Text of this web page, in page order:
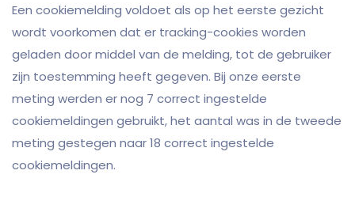
Een cookiemelding voldoet als op het eerste gezicht
wordt voorkomen dat er tracking-cookies worden
geladen door middel van de melding, tot de gebruiker
zijn toestemming heeft gegeven. Bij onze eerste
meting werden er nog 7 correct ingestelde
cookiemeldingen gebruikt, het aantal was in de tweede
meting gestegen naar 18 correct ingestelde
cookiemeldingen.